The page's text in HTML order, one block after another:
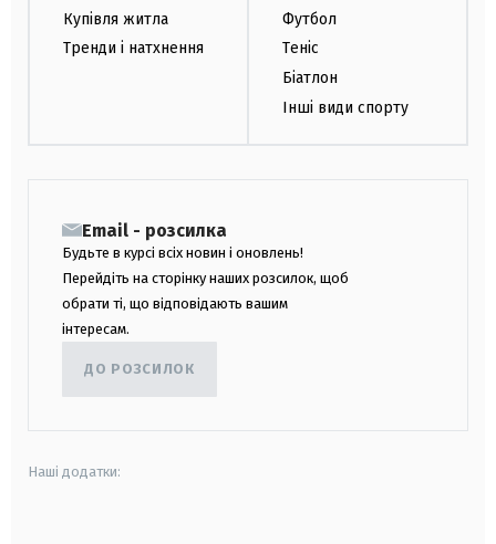
Купівля житла
Тренди і натхнення
Футбол
Теніс
Біатлон
Інші види спорту
Email - розсилка
Будьте в курсі всіх новин і оновлень!
Перейдіть на сторінку наших розсилок, щоб
обрати ті, що відповідають вашим
інтересам.
ДО РОЗСИЛОК
Наші додатки: